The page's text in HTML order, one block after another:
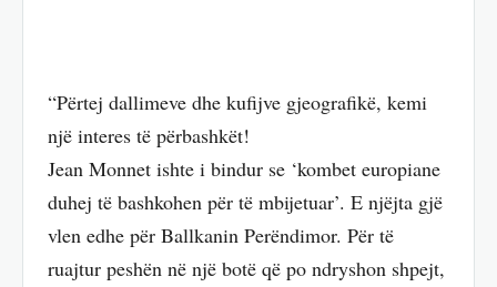
“Përtej dallimeve dhe kufijve gjeografikë, kemi
një interes të përbashkët!
Jean Monnet ishte i bindur se ‘kombet europiane
duhej të bashkohen për të mbijetuar’. E njëjta gjë
vlen edhe për Ballkanin Perëndimor. Për të
ruajtur peshën në një botë që po ndryshon shpejt,